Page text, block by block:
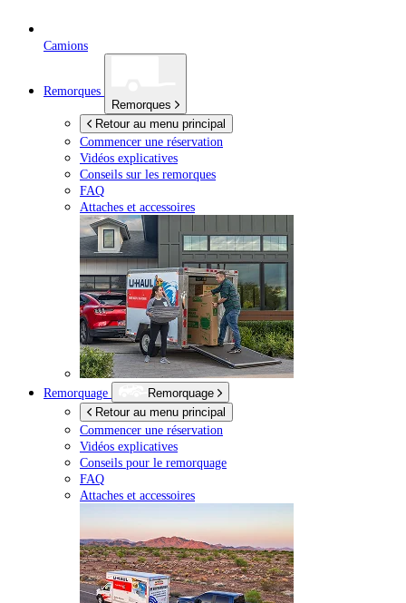
Camions
Remorques
Remorques
Retour au menu principal
Commencer une réservation
Vidéos explicatives
Conseils sur les remorques
FAQ
Attaches et accessoires
Remorquage
Remorquage
Retour au menu principal
Commencer une réservation
Vidéos explicatives
Conseils pour le remorquage
FAQ
Attaches et accessoires